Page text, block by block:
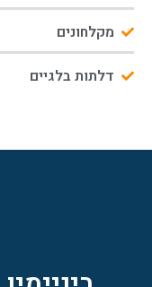
מקלחונים
דלתות בלגיים